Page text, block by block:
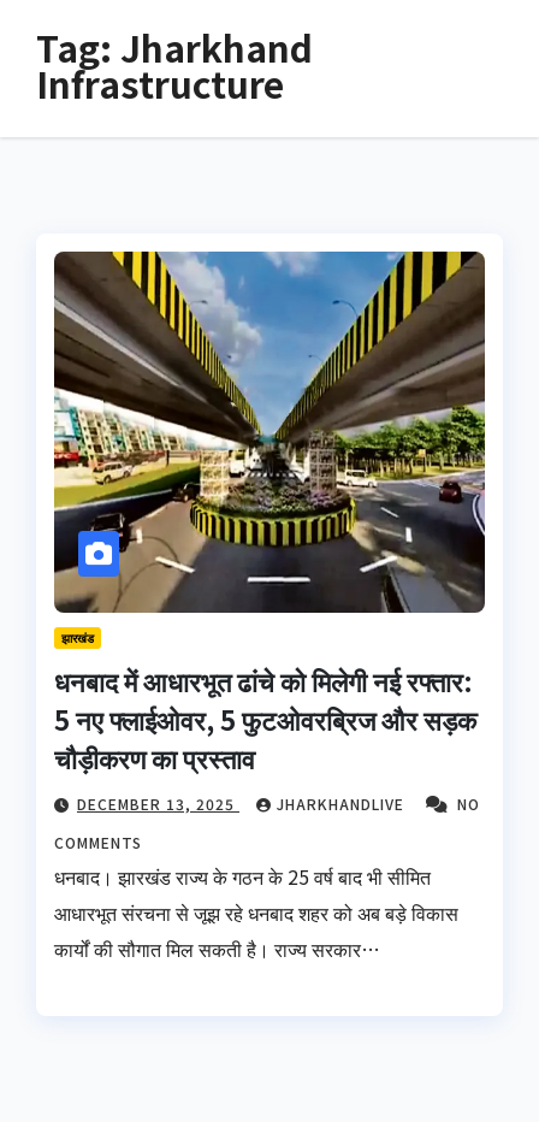
Tag: Jharkhand
Infrastructure
झारखंड
धनबाद में आधारभूत ढांचे को मिलेगी नई रफ्तार:
5 नए फ्लाईओवर, 5 फुटओवरब्रिज और सड़क
चौड़ीकरण का प्रस्ताव
DECEMBER 13, 2025 JHARKHANDLIVE
NO
COMMENTS
धनबाद। झारखंड राज्य के गठन के 25 वर्ष बाद भी सीमित
आधारभूत संरचना से जूझ रहे धनबाद शहर को अब बड़े विकास
कार्यों की सौगात मिल सकती है। राज्य सरकार…